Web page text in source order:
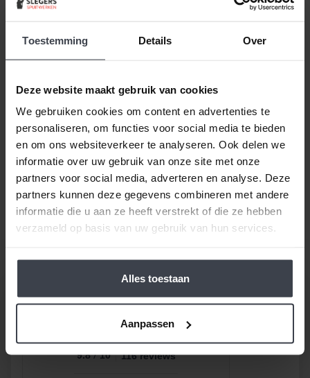
Toestemming Details Over
Deze website maakt gebruik van cookies
We gebruiken cookies om content en advertenties te
personaliseren, om functies voor social media te bieden
en om ons websiteverkeer te analyseren. Ook delen we
informatie over uw gebruik van onze site met onze
partners voor social media, adverteren en analyse. Deze
partners kunnen deze gegevens combineren met andere
informatie die u aan ze heeft verstrekt of die ze hebben
verzameld op basis van uw gebruik van hun services.
Alles toestaan
Aanpassen
Beste klant, wanneer alles duurder wordt,houden
services gratis of goed betaalbaar. Wilt u pas
volgend jaar uw woning laten stucen, dunpleisteren
spreken we samen met u een vaste prijs af en
houden wij ons aan de gemaakte prijsafspraak vanaf
de dag dat uw offerte getekend is - ongeacht de
prijsverhogingen van concurrenten, materialen
of aannemers. Op zoek naar nóg meer gemak voor
een goede prijs, laat dan je stucwerk, pleisterwerk of
spuitwerk voordelig op maat inmeten en realiseren.
Gewoon bij u thuis, voor een echte Slegers
Spuitwerken prijs.
9.8 / 10 116 reviews